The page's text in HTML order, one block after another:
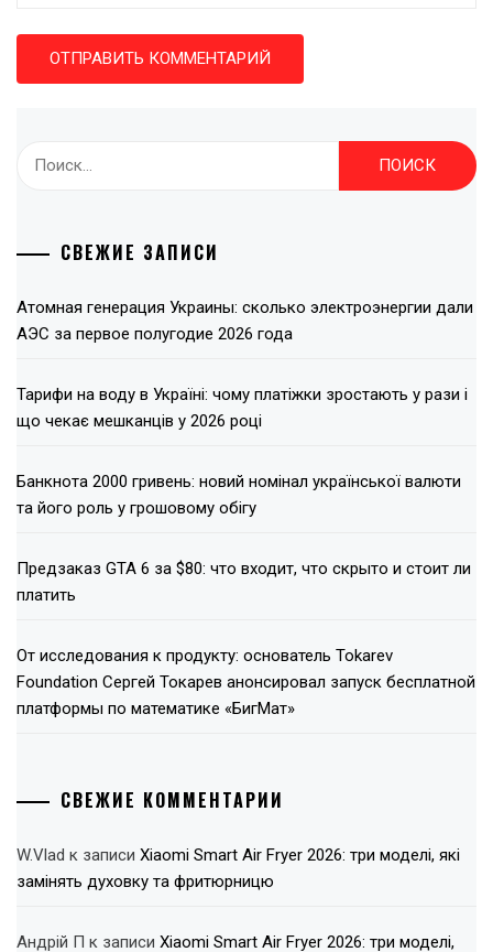
Найти:
СВЕЖИЕ ЗАПИСИ
Атомная генерация Украины: сколько электроэнергии дали
АЭС за первое полугодие 2026 года
Тарифи на воду в Україні: чому платіжки зростають у рази і
що чекає мешканців у 2026 році
Банкнота 2000 гривень: новий номінал української валюти
та його роль у грошовому обігу
Предзаказ GTA 6 за $80: что входит, что скрыто и стоит ли
платить
От исследования к продукту: основатель Tokarev
Foundation Сергей Токарев анонсировал запуск бесплатной
платформы по математике «БигМат»
СВЕЖИЕ КОММЕНТАРИИ
W.Vlad к записи Xiaomi Smart Air Fryer 2026: три моделі, які
замінять духовку та фритюрницю
Андрій П к записи Xiaomi Smart Air Fryer 2026: три моделі,